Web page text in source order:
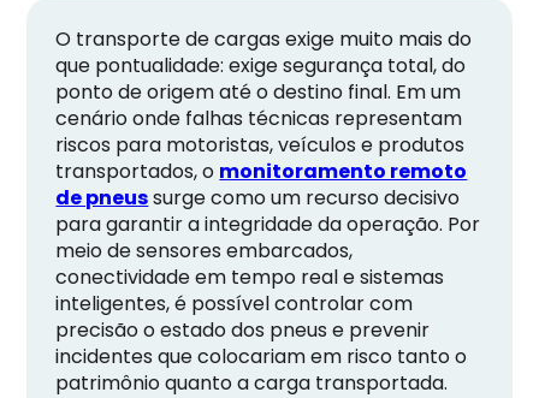
O transporte de cargas exige muito mais do
que pontualidade: exige segurança total, do
ponto de origem até o destino final. Em um
cenário onde falhas técnicas representam
riscos para motoristas, veículos e produtos
transportados, o monitoramento remoto
de pneussurge como um recurso decisivo
para garantir a integridade da operação. Por
meio de sensores embarcados,
conectividade em tempo real e sistemas
inteligentes, é possível controlar com
precisão o estado dos pneus e prevenir
incidentes que colocariam em risco tanto o
patrimônio quanto a carga transportada.